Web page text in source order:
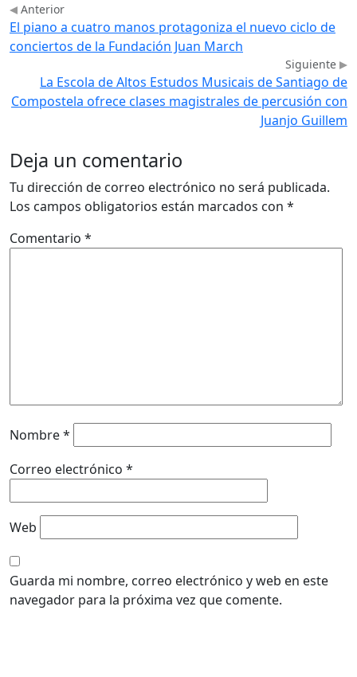
Anterior
El piano a cuatro manos protagoniza el nuevo ciclo de
conciertos de la Fundación Juan March
Siguiente
La Escola de Altos Estudos Musicais de Santiago de
Compostela ofrece clases magistrales de percusión con
Juanjo Guillem
Deja un comentario
Tu dirección de correo electrónico no será publicada.
Los campos obligatorios están marcados con *
Comentario *
Nombre*
Correo electrónico *
Web
Guarda mi nombre, correo electrónico y web en este
navegador para la próxima vez que comente.